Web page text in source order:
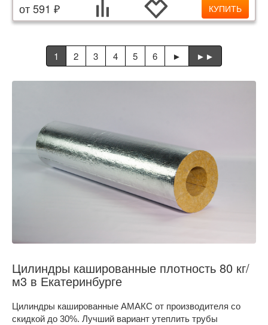
от 591 ₽ КУПИТЬ
1 2 3 4 5 6 ► ►►
Цилиндры кашированные плотность 80 кг/
м3 в Екатеринбурге
Цилиндры кашированные АМАКС от производителя со
скидкой до 30%. Лучший вариант утеплить трубы